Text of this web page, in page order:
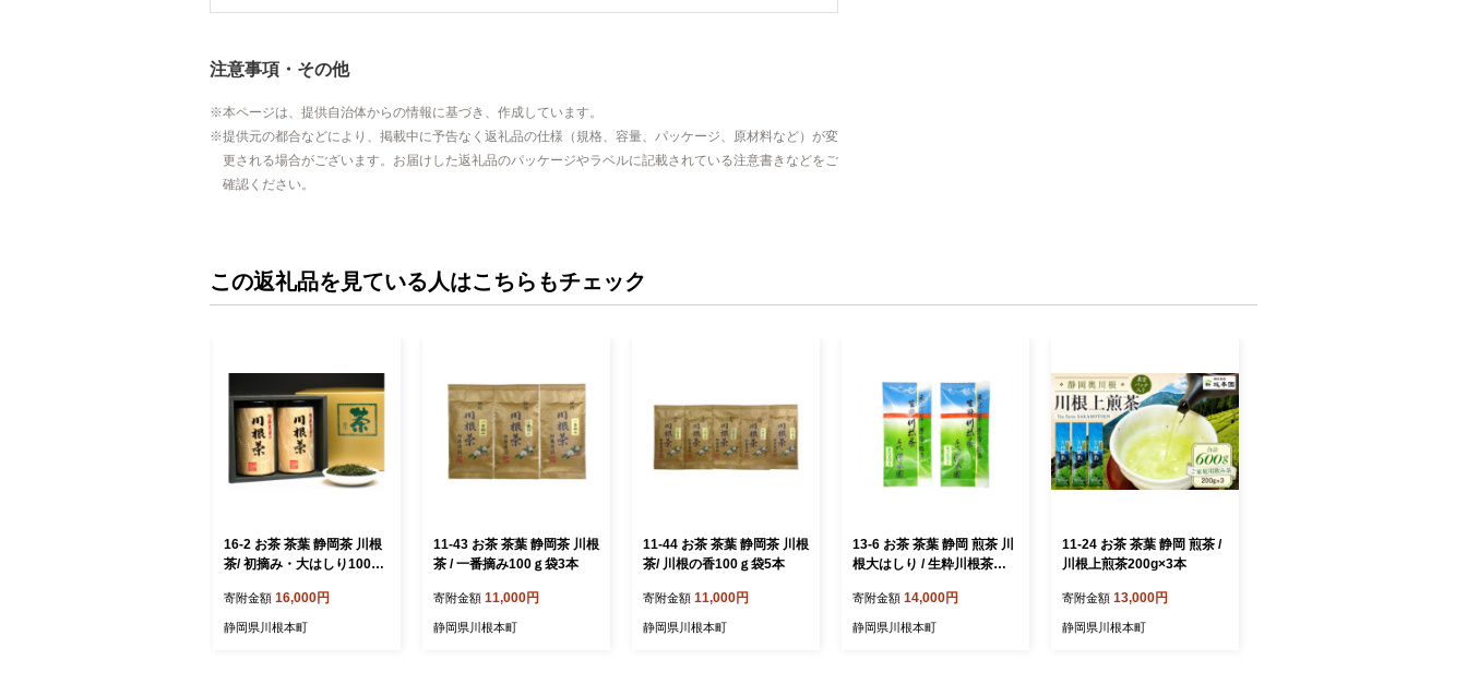
注意事項・その他
本ページは、提供自治体からの情報に基づき、作成しています。
提供元の都合などにより、掲載中に予告なく返礼品の仕様（規格、容量、パッケージ、原材料など）が変
更される場合がございます。お届けした返礼品のパッケージやラベルに記載されている注意書きなどをご
確認ください。
この返礼品を見ている人はこちらもチェック
16-2 お茶 茶葉 静岡茶 川根
茶/ 初摘み・大はしり100ｇ
寄附金額 16,000円
静岡県川根本町
11-43 お茶 茶葉 静岡茶 川根
茶 / 一番摘み100ｇ袋3本
寄附金額 11,000円
静岡県川根本町
11-44 お茶 茶葉 静岡茶 川根
茶/ 川根の香100ｇ袋5本
寄附金額 11,000円
静岡県川根本町
13-6 お茶 茶葉 静岡 煎茶 川
根大はしり / 生粋川根茶澤
寄附金額 14,000円
静岡県川根本町
11-24 お茶 茶葉 静岡 煎茶 /
川根上煎茶200g×3本
寄附金額 13,000円
静岡県川根本町